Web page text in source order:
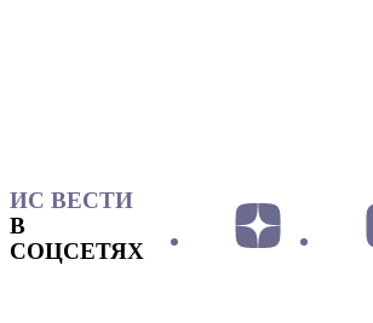
ИС ВЕСТИ
В
СОЦСЕТЯХ